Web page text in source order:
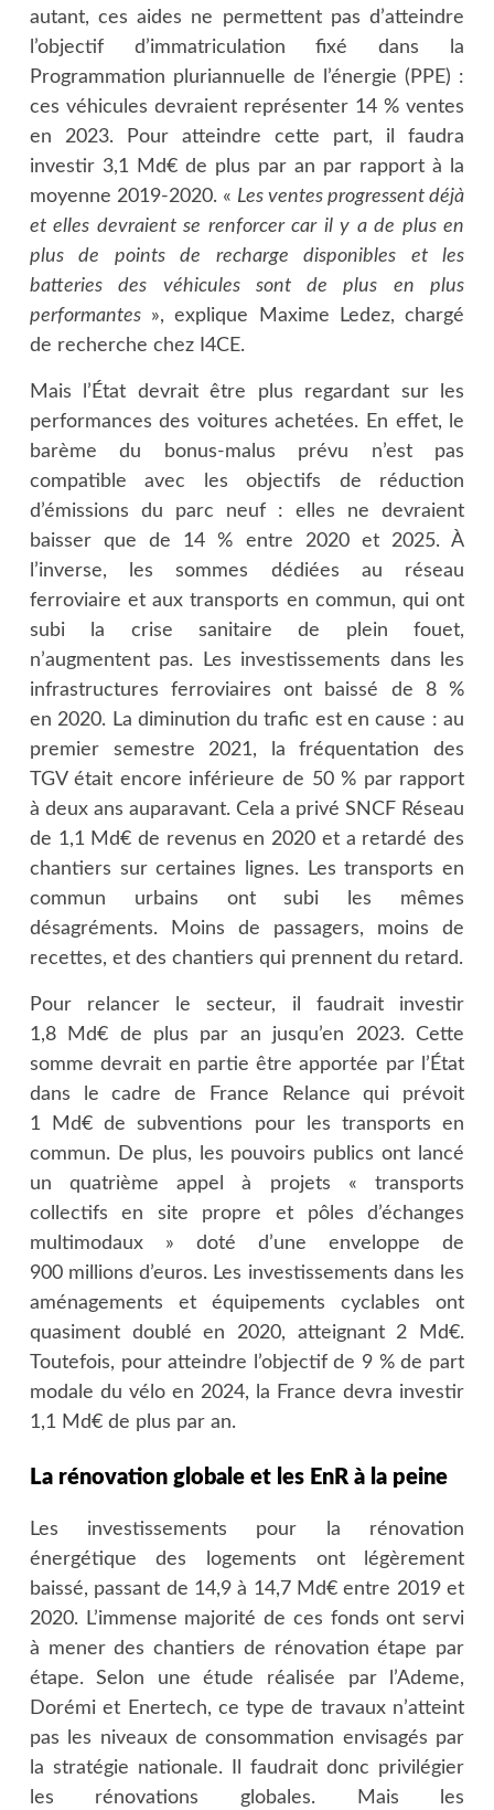
autant, ces aides ne permettent pas d’atteindre
l’objectif d’immatriculation fixé dans la
Programmation pluriannuelle de l’énergie (PPE) :
ces véhicules devraient représenter 14 % ventes
en 2023. Pour atteindre cette part, il faudra
investir 3,1 Md€ de plus par an par rapport à la
moyenne 2019-2020. « Les ventes progressent déjà
et elles devraient se renforcer car il y a de plus en
plus de points de recharge disponibles et les
batteries des véhicules sont de plus en plus
performantes», explique Maxime Ledez, chargé
de recherche chez I4CE.
Mais l’État devrait être plus regardant sur les
performances des voitures achetées. En effet, le
barème du bonus-malus prévu n’est pas
compatible avec les objectifs de réduction
d’émissions du parc neuf : elles ne devraient
baisser que de 14 % entre 2020 et 2025. À
l’inverse, les sommes dédiées au réseau
ferroviaire et aux transports en commun, qui ont
subi la crise sanitaire de plein fouet,
n’augmentent pas. Les investissements dans les
infrastructures ferroviaires ont baissé de 8 %
en 2020. La diminution du trafic est en cause : au
premier semestre 2021, la fréquentation des
TGV était encore inférieure de 50 % par rapport
à deux ans auparavant. Cela a privé SNCF Réseau
de 1,1 Md€ de revenus en 2020 et a retardé des
chantiers sur certaines lignes. Les transports en
commun urbains ont subi les mêmes
désagréments. Moins de passagers, moins de
recettes, et des chantiers qui prennent du retard.
Pour relancer le secteur, il faudrait investir
1,8 Md€ de plus par an jusqu’en 2023. Cette
somme devrait en partie être apportée par l’État
dans le cadre de France Relance qui prévoit
1 Md€ de subventions pour les transports en
commun. De plus, les pouvoirs publics ont lancé
un quatrième appel à projets « transports
collectifs en site propre et pôles d’échanges
multimodaux » doté d’une enveloppe de
900 millions d’euros. Les investissements dans les
aménagements et équipements cyclables ont
quasiment doublé en 2020, atteignant 2 Md€.
Toutefois, pour atteindre l’objectif de 9 % de part
modale du vélo en 2024, la France devra investir
1,1 Md€ de plus par an.
La rénovation globale et les EnR à la peine
Les investissements pour la rénovation
énergétique des logements ont légèrement
baissé, passant de 14,9 à 14,7 Md€ entre 2019 et
2020. L’immense majorité de ces fonds ont servi
à mener des chantiers de rénovation étape par
étape. Selon une étude réalisée par l’Ademe,
Dorémi et Enertech, ce type de travaux n’atteint
pas les niveaux de consommation envisagés par
la stratégie nationale. Il faudrait donc privilégier
les rénovations globales. Mais les